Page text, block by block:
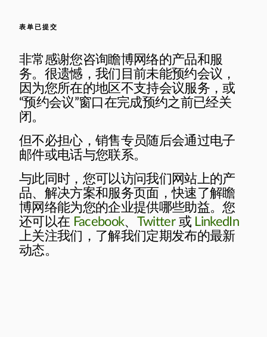
表单已提交
非常感谢您咨询瞻博网络的产品和服
务。很遗憾，我们目前未能预约会议，
因为您所在的地区不支持会议服务，或
“预约会议”窗口在完成预约之前已经关
闭。
但不必担心，销售专员随后会通过电子
邮件或电话与您联系。
与此同时，您可以访问我们网站上的产
品、解决方案和服务页面，快速了解瞻
博网络能为您的企业提供哪些助益。您
还可以在 Facebook、 Twitter或 LinkedIn
上关注我们，了解我们定期发布的最新
动态。